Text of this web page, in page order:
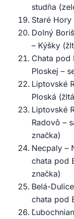
studňa
Staré Hory
Dolný
– Kýšky
Chata pod
Ploskej –
Liptovské
Ploská
Liptovské
Radovô –
značka)
Necpaly –
chata pod
značka)
Belá-
chata pod